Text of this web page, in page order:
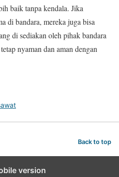
baik tanpa kendala. Jika
di bandara, mereka juga bisa
di sediakan oleh pihak bandara
nyaman dan aman dengan
Back to top
version